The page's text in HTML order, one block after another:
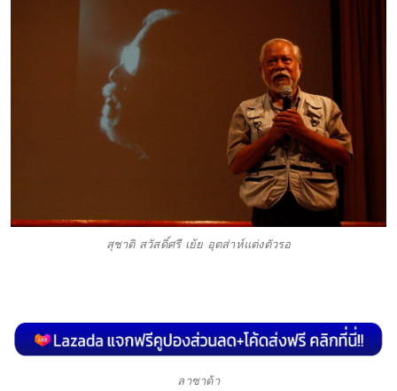
สุชาติ สวัสดิ์ศรี เย้ย อุตส่าห์แต่งตัวรอ
ลาซาด้า